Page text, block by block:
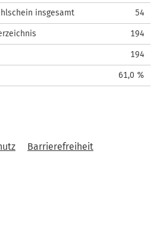
insgesamt 54
194
194
61,0 %
Barrierefreiheit